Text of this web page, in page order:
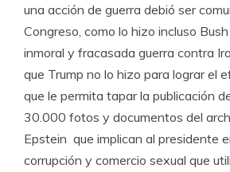
una acción de guerra debió ser
Congreso, como lo hizo incluso
inmoral y fracasada guerra contra
que Trump no lo hizo para lograr el
que le permita tapar la publicación
30.000 fotos y documentos del
Epstein que implican al presidente
corrupción y comercio sexual que